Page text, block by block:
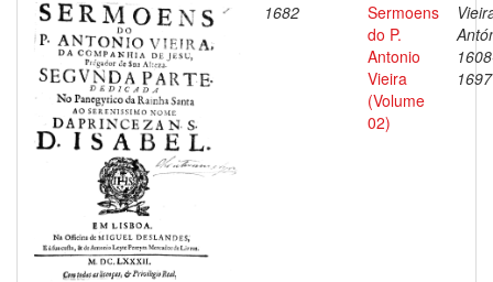
1682
Sermoens
do P.
Antonio
Vieira
(Volume
02)
1697